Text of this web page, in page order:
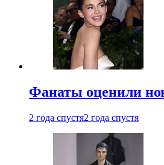
Фанаты оценили
2 года спустя2 года спустя